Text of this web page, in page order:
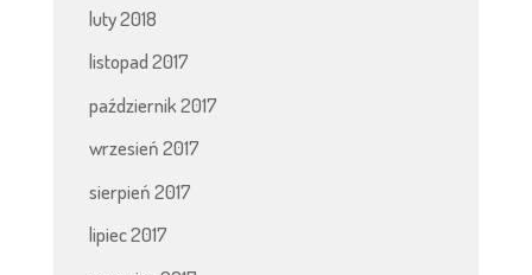
luty 2018
listopad 2017
październik 2017
wrzesień 2017
sierpień 2017
lipiec 2017